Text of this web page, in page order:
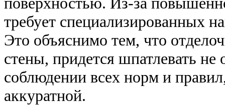
требует специализированных
Это объяснимо тем, что
стены, придется шпатлевать не
соблюдении всех норм и
аккуратной.